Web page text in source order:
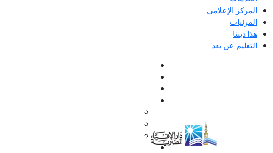
المركز الإعلامى
المرئيات
هذا ديننا
التعليم عن بعد